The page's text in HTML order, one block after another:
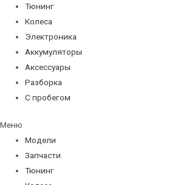
Тюнинг
Колеса
Электроника
Аккумуляторы
Аксессуары
Разборка
С пробегом
Меню
Модели
Запчасти
Тюнинг